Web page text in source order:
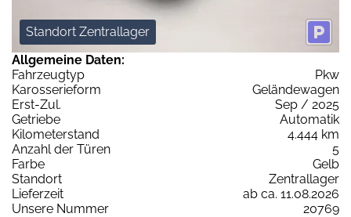
Standort Zentrallager
Allgemeine Daten:
Fahrzeugtyp
Pkw
Karosserieform
Geländewagen
Erst-Zul.
Sep / 2025
Getriebe
Automatik
Kilometerstand
4.444 km
Anzahl der Türen
5
Farbe
Gelb
Standort
Zentrallager
Lieferzeit
ab ca. 11.08.2026
Unsere Nummer
20769